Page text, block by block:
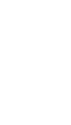
무 서럽게 울어요
을 그려요
해요
요
어 해요
해요